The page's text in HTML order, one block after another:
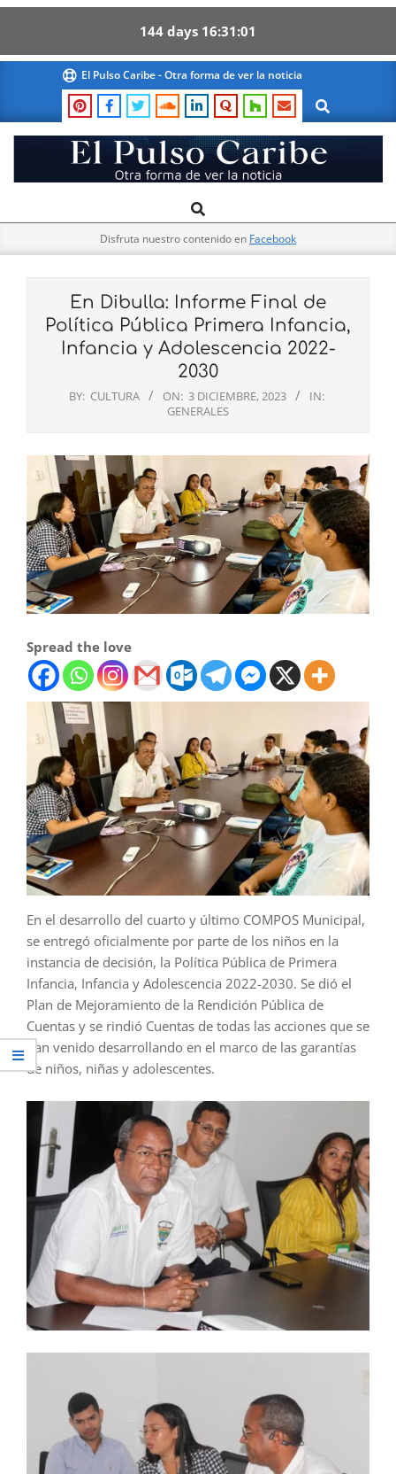
144 days 16 31 00
content
El Pulso Caribe - Otra forma de ver la noticia
Search
El
Pulso
Navigation
Search
Disfruta nuestro contenido en Facebook
En Dibulla: Informe Final de
Política Pública Primera Infancia,
Infancia y Adolescencia 2022-
2030
BY: CULTURA ON: 3 DICIEMBRE, 2023
IN:
GENERALES
Spread the love
En el desarrollo del cuarto y último COMPOS Municipal,
se entregó oficialmente por parte de los niños en la
instancia de decisión, la Política Pública de Primera
Infancia, Infancia y Adolescencia 2022-2030. Se dió el
Plan de Mejoramiento de la Rendición Pública de
Cuentas y se rindió Cuentas de todas las acciones que se
han venido desarrollando en el marco de las garantías
de niños, niñas y adolescentes.